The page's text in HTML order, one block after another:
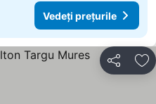
Vedeți prețurile
Distribuiți